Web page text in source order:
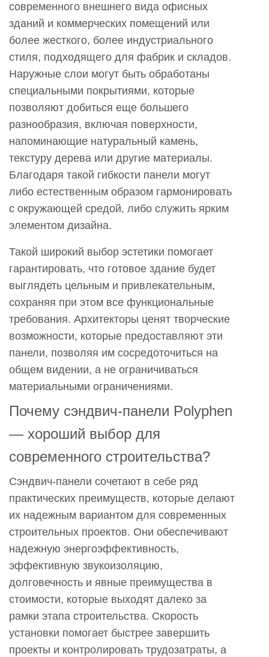
современного внешнего вида офисных
зданий и коммерческих помещений или
более жесткого, более индустриального
стиля, подходящего для фабрик и складов.
Наружные слои могут быть обработаны
специальными покрытиями, которые
позволяют добиться еще большего
разнообразия, включая поверхности,
напоминающие натуральный камень,
текстуру дерева или другие материалы.
Благодаря такой гибкости панели могут
либо естественным образом гармонировать
с окружающей средой, либо служить ярким
элементом дизайна.
Такой широкий выбор эстетики помогает
гарантировать, что готовое здание будет
выглядеть цельным и привлекательным,
сохраняя при этом все функциональные
требования. Архитекторы ценят творческие
возможности, которые предоставляют эти
панели, позволяя им сосредоточиться на
общем видении, а не ограничиваться
материальными ограничениями.
Почему сэндвич-панели Polyphen
— хороший выбор для
современного строительства?
Сэндвич-панели сочетают в себе ряд
практических преимуществ, которые делают
их надежным вариантом для современных
строительных проектов. Они обеспечивают
надежную энергоэффективность,
эффективную звукоизоляцию,
долговечность и явные преимущества в
стоимости, которые выходят далеко за
рамки этапа строительства. Скорость
установки помогает быстрее завершить
проекты и контролировать трудозатраты, а